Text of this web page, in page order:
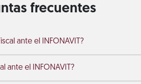
frecuentes
ante el INFONAVIT?
ante el INFONAVIT?